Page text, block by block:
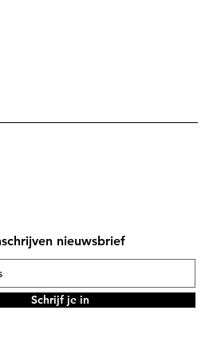
nieuwsbrief
Schrijf je in